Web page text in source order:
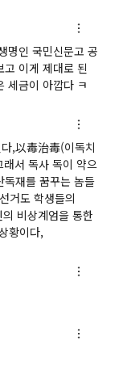
명인 국민신문고 공
이게 제대로 된
세금이 아깝다 ㅋ
,以毒治毒(이독치
서 독사 독이 약으
독재를 꿈꾸는 놈들
거도 학생들의
비상계엄을 통한
황이다,